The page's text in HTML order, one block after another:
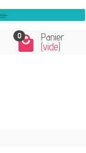
0 Panier
(vide)